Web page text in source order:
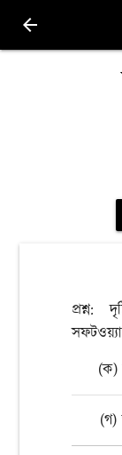
arrow_back
প্রশ্ন:
(ক)